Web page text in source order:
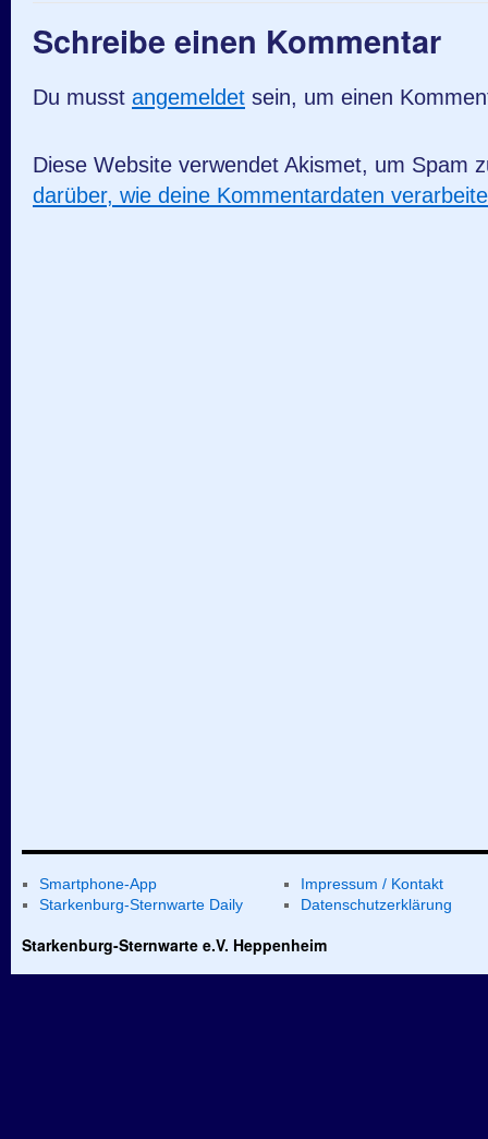
Schreibe einen Kommentar
Du musst angemeldet sein, um einen
Diese Website verwendet Akismet, um Spam
darüber, wie deine Kommentardaten
Smartphone-App
Starkenburg-Sternwarte Daily
Impressum / Kontakt
Datenschutzerklärung
Starkenburg-Sternwarte e.V. Heppenheim